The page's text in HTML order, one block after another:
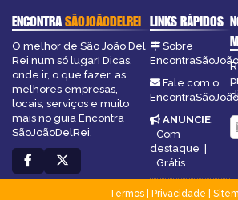
ENCONTRASÃOJOÃODELREI
O melhor de São João Del
Rei num só lugar! Dicas,
onde ir, o que fazer, as
melhores empresas,
locais, serviços e muito
mais no guia Encontra
SãoJoãoDelRei.
LINKS RÁPIDOS
Sobre
Fale com o
ANUNCIE:
Com
destaque |
Grátis
Termos| Privacidade